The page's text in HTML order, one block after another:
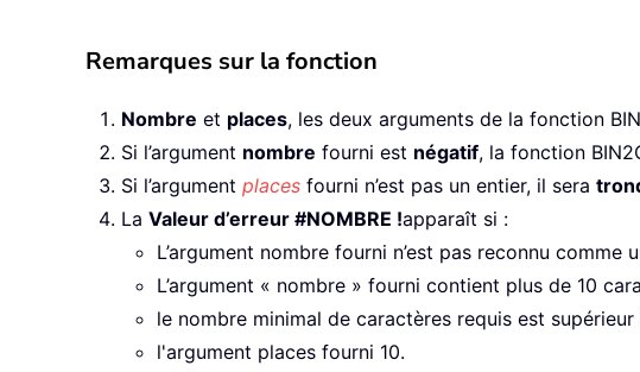
Remarques sur la fonction
Nombre et places, les deux arguments de la fonction
Si l’argument nombre fourni est négatif, la fonction
Si l’argument places fourni n’est pas un entier, il sera
La Valeur d’erreur #NOMBRE !apparaît si :
L’argument nombre fourni n’est pas reconnu
L’argument « nombre » fourni contient plus de 10
le nombre minimal de caractères requis est
l'argument places fourni 10.